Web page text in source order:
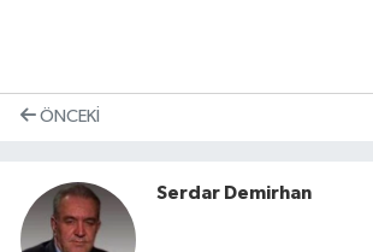
ÖNCEKI
Serdar Demirhan